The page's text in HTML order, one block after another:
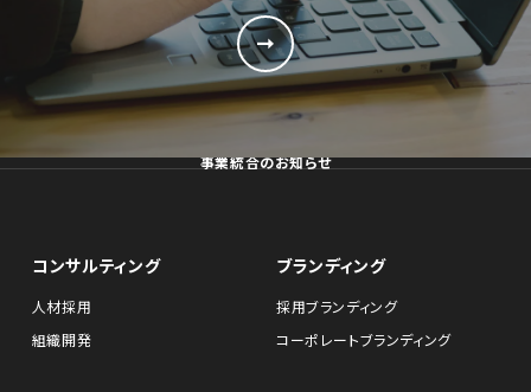
事業統合のお知らせ
コンサルティング
人材採用
組織開発
ブランディング
採用ブランディング
コーポレートブランディング